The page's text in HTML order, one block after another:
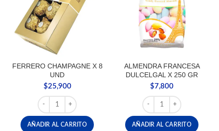
FERRERO CHAMPAGNE X 8
UND
$25,900
FERRERO CHAMPAGNE X 8 UND cantidad
AÑADIR AL CARRITO
ALMENDRA FRANCESA
DULCELGAL X 250 GR
$7,800
ALMENDRA
AÑADIR AL CARRITO